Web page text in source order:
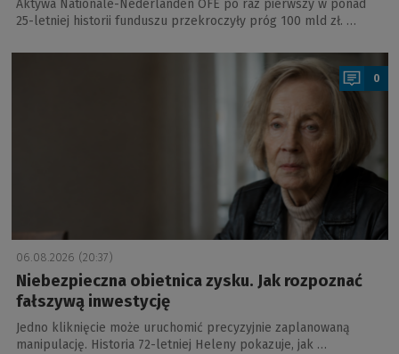
Aktywa Nationale-Nederlanden OFE po raz pierwszy w ponad
25-letniej historii funduszu przekroczyły próg 100 mld zł. …
a
0
06.08.2026 (20:37)
Niebezpieczna obietnica zysku. Jak rozpoznać
fałszywą inwestycję
Jedno kliknięcie może uruchomić precyzyjnie zaplanowaną
manipulację. Historia 72-letniej Heleny pokazuje, jak …